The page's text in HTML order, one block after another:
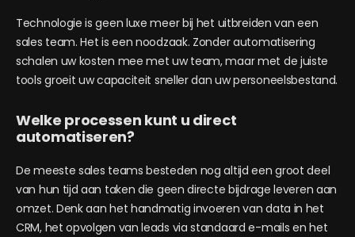
Technologie is geen luxe meer bij het uitbreiden van een
sales team. Het is een noodzaak. Zonder automatisering
schalen uw kosten mee met uw team, maar met de juiste
tools groeit uw capaciteit sneller dan uw personeelsbestand.
Welke processen kunt u direct
automatiseren?
De meeste sales teams besteden nog altijd een groot deel
van hun tijd aan taken die geen directe bijdrage leveren aan
omzet. Denk aan het handmatig invoeren van data in het
CRM, het opvolgen van leads via standaard e-mails en het